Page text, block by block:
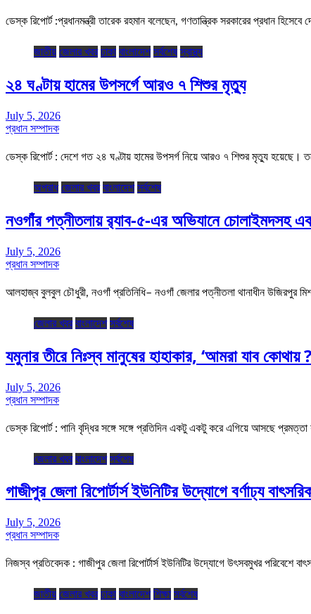
ডেস্ক রিপোর্ট :প্রধানমন্ত্রী তারেক রহমান বলেছেন, গণতান্ত্রিক সরকারের প্রধান
জাতীয় জেলার খবর ঢাকা বাংলাদেশ সর্বশেষ স্বাস্থ্য
২৪ ঘণ্টায় হামের উপসর্গে আরও ৭ শিশুর মৃত্যু
July 5, 2026
প্রধান সম্পাদক
ডেস্ক রিপোর্ট : দেশে গত ২৪ ঘণ্টায় হামের উপসর্গ নিয়ে আরও ৭ শিশুর মৃত্যু হয়েছে।
অপরাধ জেলার খবর বাংলাদেশ সর্বশেষ
নওগাঁর পত্নীতলায় র‍্যাব-৫-এর অভিযানে চোলাইমদসহ
July 5, 2026
প্রধান সম্পাদক
আলহাজ্ব বুলবুল চৌধুরী, নওগাঁ প্রতিনিধি– নওগাঁ জেলার পত্নীতলা থানাধীন উজিরপুর
জেলার খবর বাংলাদেশ সর্বশেষ
যমুনার তীরে নিঃস্ব মানুষের হাহাকার, ‘আমরা যাব কোথায় ?
July 5, 2026
প্রধান সম্পাদক
ডেস্ক রিপোর্ট : পানি বৃদ্ধির সঙ্গে সঙ্গে প্রতিদিন একটু একটু করে এগিয়ে আসছে
জেলার খবর বাংলাদেশ সর্বশেষ
গাজীপুর জেলা রিপোর্টার্স ইউনিটির উদ্যোগে বর্ণাঢ্য
July 5, 2026
প্রধান সম্পাদক
নিজস্ব প্রতিবেদক : গাজীপুর জেলা রিপোর্টার্স ইউনিটির উদ্যোগে উৎসবমুখর পরিবেশে
জাতীয় জেলার খবর ঢাকা বাংলাদেশ শিক্ষা সর্বশেষ